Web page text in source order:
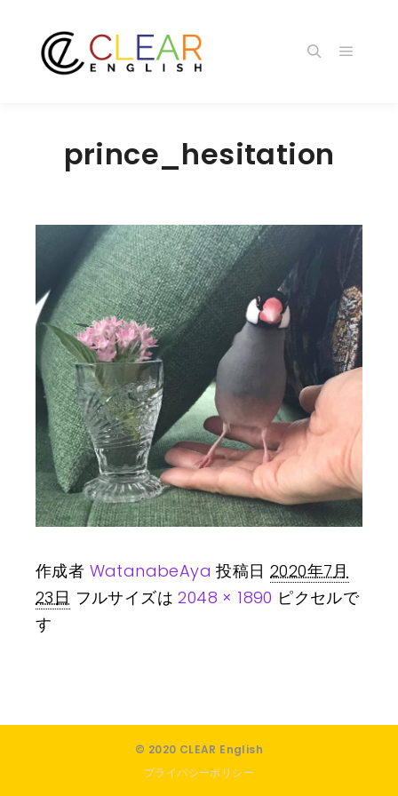
prince_hesitation
作成者 WatanabeAya 投稿日2020年7月
23日 フルサイズは2048 × 1890 ピクセルで
す
© 2020 CLEAR English
プライバシーポリシー